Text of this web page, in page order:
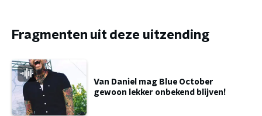
Fragmenten uit deze uitzending
Van Daniel mag Blue October
gewoon lekker onbekend blijven!